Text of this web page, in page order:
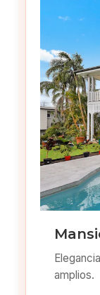
amplios.